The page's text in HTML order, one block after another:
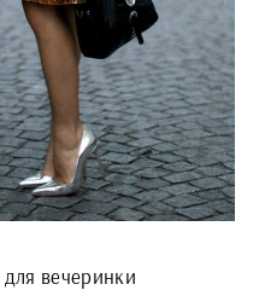
вечеринки